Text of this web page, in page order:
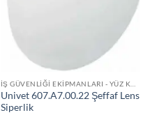
Univet 607.A7.00.22 Şeffaf Lens
Siperlik